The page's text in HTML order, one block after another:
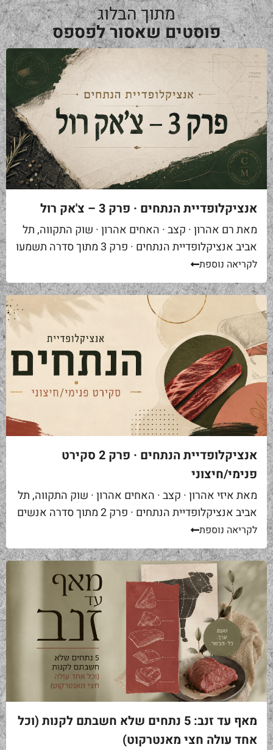
מתוך הבלוג
פוסטים שאסור לפספס
אנציקלופדיית הנתחים · פרק 3 – צ'אק רול
מאת רם אהרון · קצב · האחים אהרון · שוק התקווה, תל
אביב אנציקלופדיית הנתחים · פרק 3 מתוך סדרה תשמעו
סיפור. אתם באים לאחת ממסעדות הבשר הטובות...
לקריאה נוספת
אנציקלופדיית הנתחים · פרק 2 סקירט
פנימי/חיצוני
מאת איזי אהרון · קצב · האחים אהרון · שוק התקווה, תל
אביב אנציקלופדיית הנתחים · פרק 2 מתוך סדרה אנשים
באים אליי בקצביה ומבקשים "סקירט". שאלה ראשונה...
לקריאה נוספת
מאף עד זנב: 5 נתחים שלא חשבתם לקנות (וכל
אחד עולה חצי מאנטרקוט)